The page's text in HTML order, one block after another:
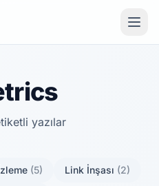
yazılar
(5) Link İnşası (2)